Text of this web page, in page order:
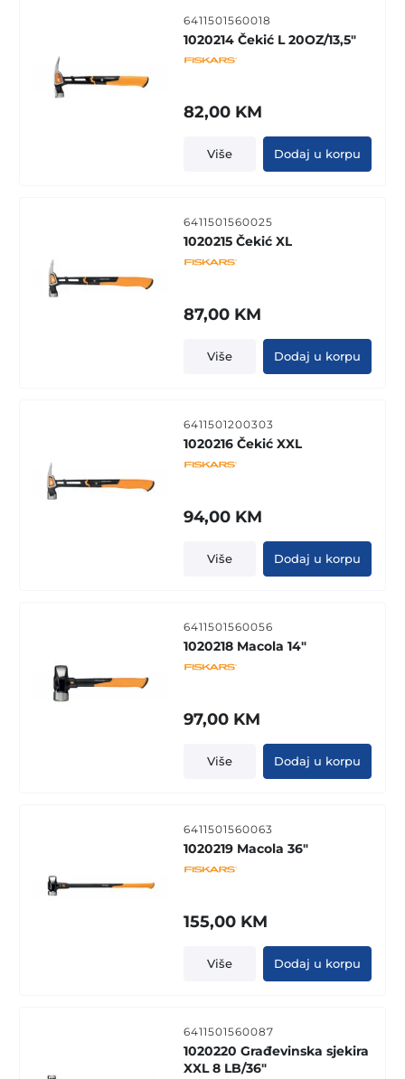
6411501560018
1020214 Čekić L 20OZ/13,5"
82,00 KM
Više Dodaj u korpu
6411501560025
1020215 Čekić XL
87,00 KM
Više Dodaj u korpu
6411501200303
1020216 Čekić XXL
94,00 KM
Više Dodaj u korpu
6411501560056
1020218 Macola 14"
97,00 KM
Više Dodaj u korpu
6411501560063
1020219 Macola 36"
155,00 KM
Više Dodaj u korpu
6411501560087
1020220 Građevinska sjekira
XXL 8 LB/36"